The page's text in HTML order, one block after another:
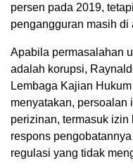
persen pada 2019,
pengangguran masih di
Apabila permasalahan
adalah korupsi,
Lembaga Kajian
menyatakan, persoalan
perizinan, termasuk
respons
regulasi yang tidak